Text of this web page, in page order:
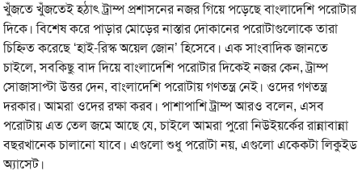
খুঁজতে খুঁজতেই হঠাৎ ট্রাম্প প্রশাসনের নজর গিয়ে পড়েছে বাংলাদেশি পরোটার
দিকে। বিশেষ করে পাড়ার মোড়ের নাস্তার দোকানের পরোটাগুলোকে তারা
চিহ্নিত করেছে ‘হাই-রিস্ক অয়েল জোন’ হিসেবে। এক সাংবাদিক জানতে
চাইলে, সবকিছু বাদ দিয়ে বাংলাদেশি পরোটার দিকেই নজর কেন, ট্রাম্প
সোজাসাপ্টা উত্তর দেন, বাংলাদেশি পরোটায় গণতন্ত্র নেই। ওদের গণতন্ত্র
দরকার। আমরা ওদের রক্ষা করব। পাশাপাশি ট্রাম্প আরও বলেন, এসব
পরোটায় এত তেল জমে আছে যে, চাইলে আমরা পুরো নিউইয়র্কের রান্নাবান্না
বছরখানেক চালানো যাবে। এগুলো শুধু পরোটা নয়, এগুলো একেকটা লিকুইড
অ্যাসেট।